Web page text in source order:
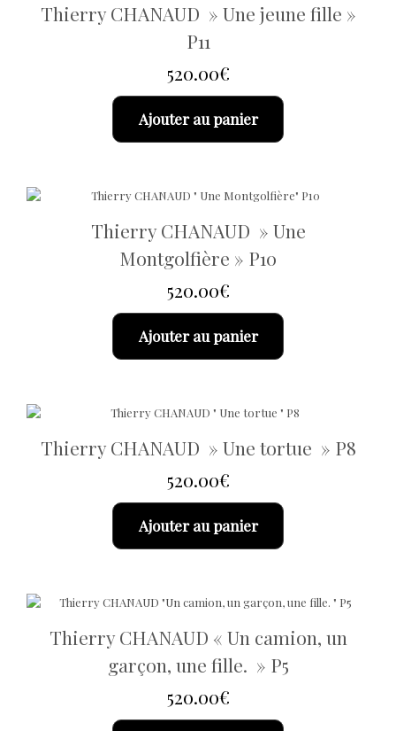
Thierry CHANAUD » Une jeune fille »
P11
520.00€
Ajouter au panier
Thierry CHANAUD » Une
Montgolfière » P10
520.00€
Ajouter au panier
Thierry CHANAUD » Une tortue » P8
520.00€
Ajouter au panier
Thierry CHANAUD « Un camion, un
garçon, une fille. » P5
520.00€